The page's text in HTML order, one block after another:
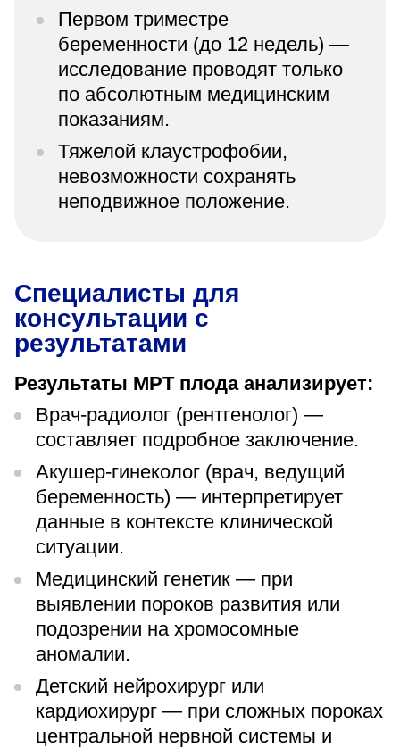
Первом триместре
беременности (до 12 недель) —
исследование проводят только
по абсолютным медицинским
показаниям.
Тяжелой клаустрофобии,
невозможности сохранять
неподвижное положение.
Специалисты для
консультации с
результатами
Результаты МРТ плода анализирует:
Врач-радиолог (рентгенолог) —
составляет подробное заключение.
Акушер-гинеколог (врач, ведущий
беременность) — интерпретирует
данные в контексте клинической
ситуации.
Медицинский генетик — при
выявлении пороков развития или
подозрении на хромосомные
аномалии.
Детский нейрохирург или
кардиохирург — при сложных пороках
центральной нервной системы и